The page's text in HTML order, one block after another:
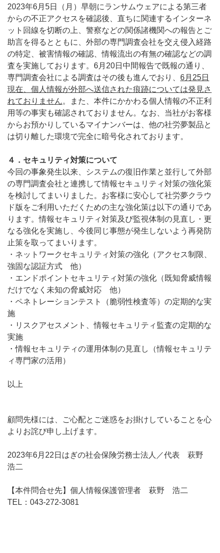
2023年6月5日（月）早朝にランサムウェアによる第三者
からの不正アクセスを確認後、直ちに関連するインターネ
ット回線を切断の上、警察などの関係諸機関への報告とご
助言を得るとともに、外部の専門調査会社を交え侵入経路
の特定、被害情報の確認、情報流出の有無の確認などの調
査を実施しております。6月20日中間報告で既報の通り、
専門調査会社による調査はその後も進んでおり、 6月 25日
現在、個人情報が外部へ送信された痕跡については発見さ
れておりません。また、本件にかかわる個人情報の不正利
用等の事実も確認されておりません。なお、当社がお客様
からお預かりしているマイナンバーは、他の社労夢製品と
は切り離した環境で完全に暗号化されております。
４．セキュリティ対策について
今回の事象発生以来、システムの復旧作業と並行して外部
の専門調査会社と連携して情報セキュリティ対策の強化策
を検討してまいりました。お客様に安心して社労夢クラウ
ド版をご利用いただくための主な強化策は以下の通りであ
ります。情報セキュリティ対策及び監視体制の見直し・更
なる強化を実施し、今後同じ事態が発生しないよう再発防
止策を取ってまいります。
・ネットワークセキュリティ対策の強化（アクセス制限、
強固な認証方式 他）
・エンドポイントセキュリティ対策の強化（既知脅威情報
だけでなく未知の脅威対応 他）
・ペネトレーションテスト（脆弱性検査等）の定期的な実
施
・リスクアセスメント、情報セキュリティ監査の定期的な
実施
・情報セキュリティの運用体制の見直し（情報セキュリテ
ィ専門家の活用）
以上
顧問先様には、ご心配とご迷惑をお掛けしていることを心
よりお詫び申し上げます。
2023年6月22日はぎの社会保険労務士法人／代表 萩野
浩二
【本件問合せ先】個人情報保護管理者 萩野 浩二
TEL：043-272-3081